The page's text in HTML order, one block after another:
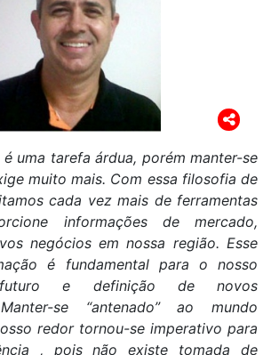
uma tarefa árdua, porém manter-se
muito mais. Com essa filosofia de
cada vez mais de ferramentas
informações de mercado,
negócios em nossa região. Esse
é fundamental para o nosso
futuro e definição de novos
se “antenado” ao mundo
redor tornou-se imperativo para
, pois não existe tomada de